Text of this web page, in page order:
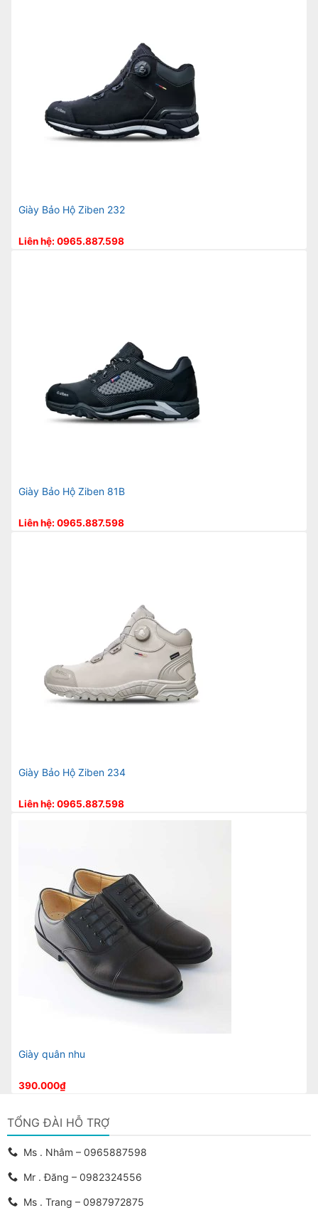
Giày Bảo Hộ Ziben 232
Liên hệ: 0965.887.598
Giày Bảo Hộ Ziben 81B
Liên hệ: 0965.887.598
Giày Bảo Hộ Ziben 234
Liên hệ: 0965.887.598
Giày quân nhu
390.000₫
TỔNG ĐÀI HỖ TRỢ
Ms . Nhâm – 0965887598
Mr . Đăng – 0982324556
Ms . Trang – 0987972875